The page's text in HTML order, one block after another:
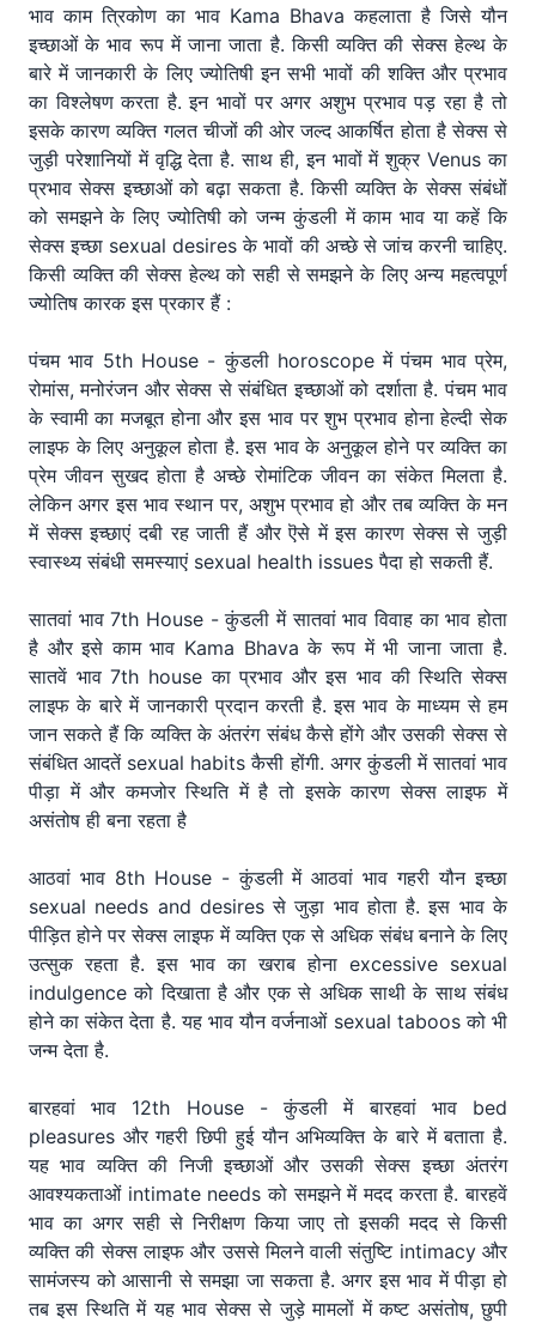
भाव काम त्रिकोण का भाव Kama Bhava कहलाता है जिसे यौन
इच्छाओं के भाव रूप में जाना जाता है. किसी व्यक्ति की सेक्स हेल्थ के
बारे में जानकारी के लिए ज्योतिषी इन सभी भावों की शक्ति और प्रभाव
का विश्लेषण करता है. इन भावों पर अगर अशुभ प्रभाव पड़ रहा है तो
इसके कारण व्यक्ति गलत चीजों की ओर जल्द आकर्षित होता है सेक्स से
जुड़ी परेशानियों में वृद्धि देता है. साथ ही, इन भावों में शुक्र Venus का
प्रभाव सेक्स इच्छाओं को बढ़ा सकता है. किसी व्यक्ति के सेक्स संबंधों
को समझने के लिए ज्योतिषी को जन्म कुंडली में काम भाव या कहें कि
सेक्स इच्छा sexual desires के भावों की अच्छे से जांच करनी चाहिए.
किसी व्यक्ति की सेक्स हेल्थ को सही से समझने के लिए अन्य महत्वपूर्ण
ज्योतिष कारक इस प्रकार हैं :
पंचम भाव 5th House - कुंडली horoscope में पंचम भाव प्रेम,
रोमांस, मनोरंजन और सेक्स से संबंधित इच्छाओं को दर्शाता है. पंचम भाव
के स्वामी का मजबूत होना और इस भाव पर शुभ प्रभाव होना हेल्दी सेक
लाइफ के लिए अनुकूल होता है. इस भाव के अनुकूल होने पर व्यक्ति का
प्रेम जीवन सुखद होता है अच्छे रोमांटिक जीवन का संकेत मिलता है.
लेकिन अगर इस भाव स्थान पर, अशुभ प्रभाव हो और तब व्यक्ति के मन
में सेक्स इच्छाएं दबी रह जाती हैं और ऎसे में इस कारण सेक्स से जुड़ी
स्वास्थ्य संबंधी समस्याएं sexual health issues पैदा हो सकती हैं.
सातवां भाव 7th House - कुंडली में सातवां भाव विवाह का भाव होता
है और इसे काम भाव Kama Bhava के रूप में भी जाना जाता है.
सातवें भाव 7th house का प्रभाव और इस भाव की स्थिति सेक्स
लाइफ के बारे में जानकारी प्रदान करती है. इस भाव के माध्यम से हम
जान सकते हैं कि व्यक्ति के अंतरंग संबंध कैसे होंगे और उसकी सेक्स से
संबंधित आदतें sexual habits कैसी होंगी. अगर कुंडली में सातवां भाव
पीड़ा में और कमजोर स्थिति में है तो इसके कारण सेक्स लाइफ में
असंतोष ही बना रहता है
आठवां भाव 8th House - कुंडली में आठवां भाव गहरी यौन इच्छा
sexual needs and desires से जुड़ा भाव होता है. इस भाव के
पीड़ित होने पर सेक्स लाइफ में व्यक्ति एक से अधिक संबंध बनाने के लिए
उत्सुक रहता है. इस भाव का खराब होना excessive sexual
indulgence को दिखाता है और एक से अधिक साथी के साथ संबंध
होने का संकेत देता है. यह भाव यौन वर्जनाओं sexual taboos को भी
जन्म देता है.
बारहवां भाव 12th House - कुंडली में बारहवां भाव bed
pleasures और गहरी छिपी हुई यौन अभिव्यक्ति के बारे में बताता है.
यह भाव व्यक्ति की निजी इच्छाओं और उसकी सेक्स इच्छा अंतरंग
आवश्यकताओं intimate needs को समझने में मदद करता है. बारहवें
भाव का अगर सही से निरीक्षण किया जाए तो इसकी मदद से किसी
व्यक्ति की सेक्स लाइफ और उससे मिलने वाली संतुष्टि intimacy और
सामंजस्य को आसानी से समझा जा सकता है. अगर इस भाव में पीड़ा हो
तब इस स्थिति में यह भाव सेक्स से जुड़े मामलों में कष्ट असंतोष, छुपी